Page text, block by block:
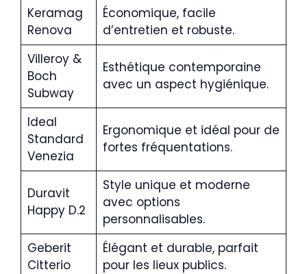
Keramag
Renova
Économique, facile
d’entretien et robuste.
Villeroy &
Boch
Subway
Esthétique contemporaine
avec un aspect hygiénique.
Ideal
Standard
Venezia
Ergonomique et idéal pour de
fortes fréquentations.
Duravit
Happy D.2
Style unique et moderne
avec options
personnalisables.
Geberit
Citterio
Élégant et durable, parfait
pour les lieux publics.